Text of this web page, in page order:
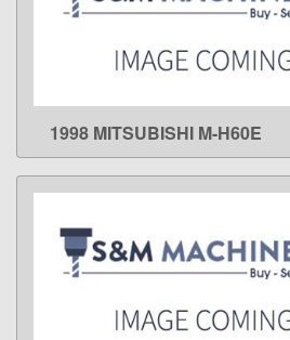
LEARN MORE
1998 MITSUBISHI M-H60E